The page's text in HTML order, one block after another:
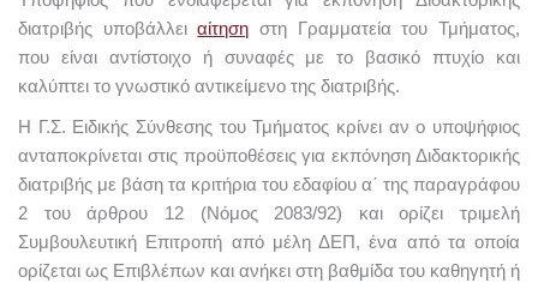
διατριβής υποβάλλειαίτηση στη Γραμματεία του Τμήματος,
που είναι αντίστοιχο ή συναφές με το βασικό πτυχίο και
καλύπτει το γνωστικό αντικείμενο της διατριβής.
Η Γ.Σ. Ειδικής Σύνθεσης του Τμήματος κρίνει αν ο υποψήφιος
ανταποκρίνεται στις προϋποθέσεις για εκπόνηση Διδακτορικής
διατριβής με βάση τα κριτήρια του εδαφίου α΄ της παραγράφου
2 του άρθρου 12 (Νόμος 2083/92) και ορίζει τριμελή
Συμβουλευτική Επιτροπή από μέλη ΔΕΠ, ένα από τα οποία
ορίζεται ως Επιβλέπων και ανήκει στη βαθμίδα του καθηγητή ή